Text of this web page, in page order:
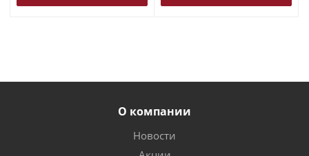
О компании
Новости